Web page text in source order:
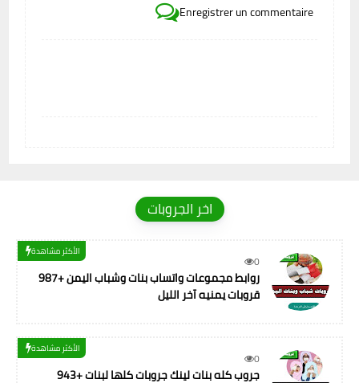
Enregistrer un commentaire
اخر الجروبات
0
الأكثر مشاهدة
987+ روابط مجموعات واتساب بنات وشباب اليمن
قروبات يمنيه آخر الليل
0
الأكثر مشاهدة
943+ جروب كله بنات لينك جروبات كلها لبنات